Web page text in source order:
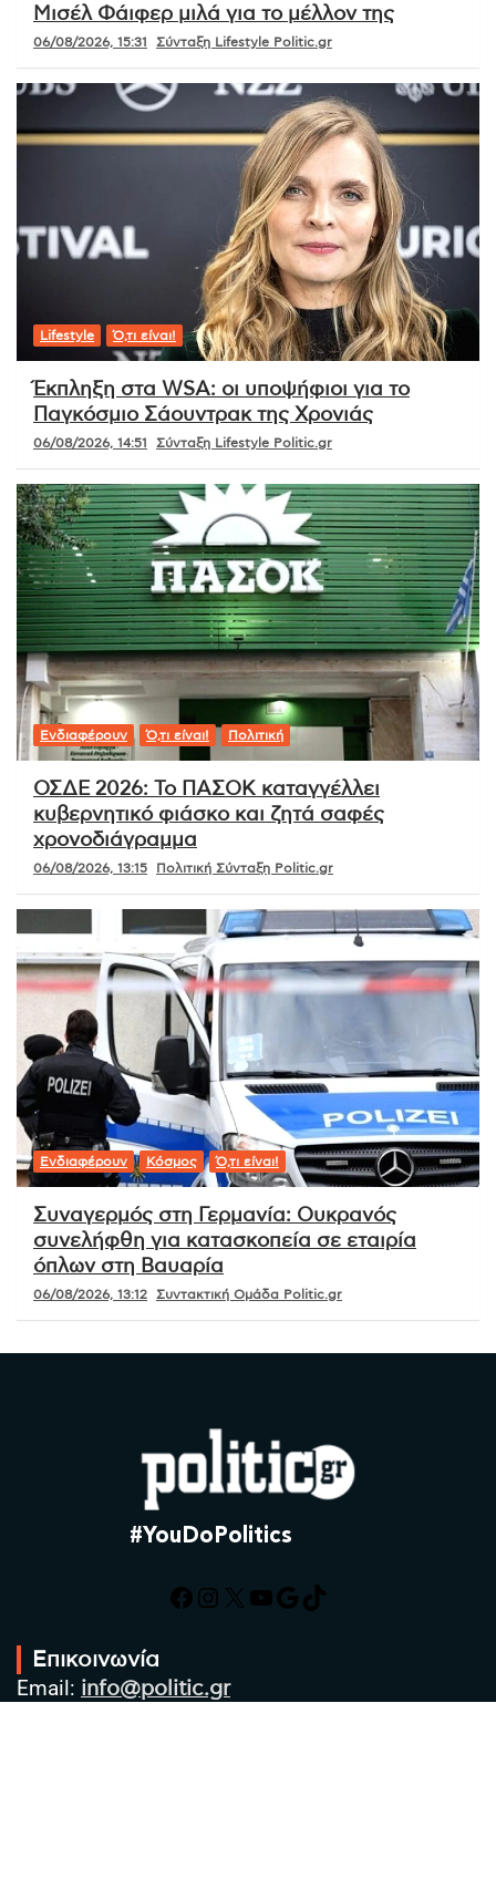
Μισέλ Φάιφερ μιλά για το μέλλον της
06/08/2026, 15:31 Σύνταξη Lifestyle Politic.gr
Lifestyle Ό,τι είναι!
Έκπληξη στα WSA: οι υποψήφιοι για το
Παγκόσμιο Σάουντρακ της Χρονιάς
06/08/2026, 14:51 Σύνταξη Lifestyle Politic.gr
Ενδιαφέρουν Ό,τι είναι! Πολιτική
ΟΣΔΕ 2026: Το ΠΑΣΟΚ καταγγέλλει
κυβερνητικό φιάσκο και ζητά σαφές
χρονοδιάγραμμα
06/08/2026, 13:15 Πολιτική Σύνταξη Politic.gr
Ενδιαφέρουν Κόσμος Ό,τι είναι!
Συναγερμός στη Γερμανία: Ουκρανός
συνελήφθη για κατασκοπεία σε εταιρία
όπλων στη Βαυαρία
06/08/2026, 13:12 Συντακτική Ομάδα Politic.gr
#YouDoPolitics
Facebook
Instagram
X YouTube
Google
TikTok
Επικοινωνία
Email: info@politic.gr